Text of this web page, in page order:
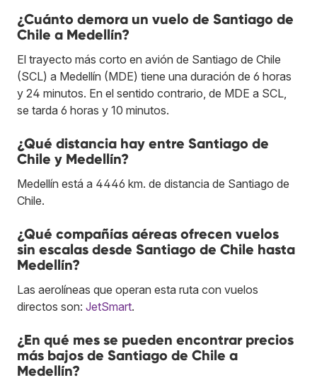
¿Cuánto demora un vuelo de Santiago de
Chile a Medellín?
El trayecto más corto en avión de Santiago de Chile
(SCL) a Medellín (MDE) tiene una duración de 6 horas
y 24 minutos. En el sentido contrario, de MDE a SCL,
se tarda 6 horas y 10 minutos.
¿Qué distancia hay entre Santiago de
Chile y Medellín?
Medellín está a 4446 km. de distancia de Santiago de
Chile.
¿Qué compañías aéreas ofrecen vuelos
sin escalas desde Santiago de Chile hasta
Medellín?
Las aerolíneas que operan esta ruta con vuelos
directos son: JetSmart.
¿En qué mes se pueden encontrar precios
más bajos de Santiago de Chile a
Medellín?